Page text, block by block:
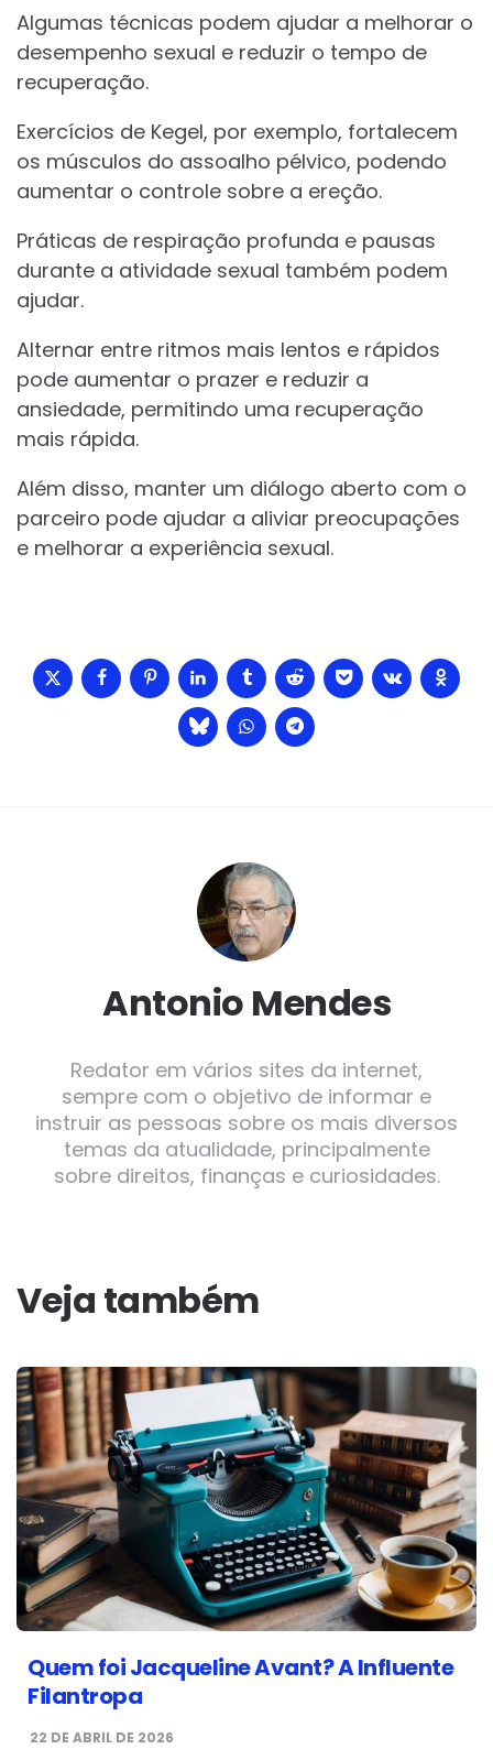
Algumas técnicas podem ajudar a melhorar o
desempenho sexual e reduzir o tempo de
recuperação.
Exercícios de Kegel, por exemplo, fortalecem
os músculos do assoalho pélvico, podendo
aumentar o controle sobre a ereção.
Práticas de respiração profunda e pausas
durante a atividade sexual também podem
ajudar.
Alternar entre ritmos mais lentos e rápidos
pode aumentar o prazer e reduzir a
ansiedade, permitindo uma recuperação
mais rápida.
Além disso, manter um diálogo aberto com o
parceiro pode ajudar a aliviar preocupações
e melhorar a experiência sexual.
Antonio Mendes
Redator em vários sites da internet,
sempre com o objetivo de informar e
instruir as pessoas sobre os mais diversos
temas da atualidade, principalmente
sobre direitos, finanças e curiosidades.
Veja também
Quem foi Jacqueline Avant? A Influente
Filantropa
22 DE ABRIL DE 2026